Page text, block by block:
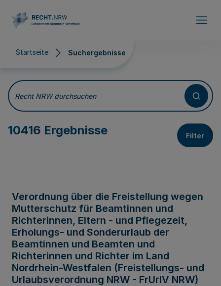
Startseite Suchergebnisse
Suchergebnisse
Recht NRW durchsuchen
10416 Ergebnisse Filter
Verordnung über die Freistellung wegen
Mutterschutz für Beamtinnen und
Richterinnen, Eltern - und Pflegezeit,
Erholungs- und Sonderurlaub der
Beamtinnen und Beamten und
Richterinnen und Richter im Land
Nordrhein-Westfalen (Freistellungs- und
Urlaubsverordnung NRW - FrUrlV NRW)